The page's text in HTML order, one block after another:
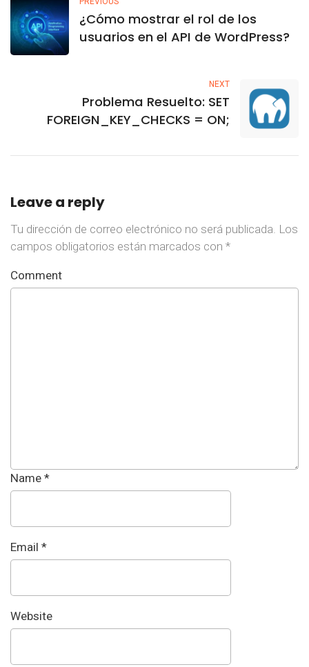
¿Cómo mostrar el rol de los
usuarios en el API de WordPress?
NEXT
Problema Resuelto: SET
FOREIGN_KEY_CHECKS = ON;
Leave a reply
Tu dirección de correo electrónico no será publicada. Los
campos obligatorios están marcados con *
Comment
Name *
Email *
Website